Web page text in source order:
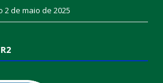
2 de maio de 2025